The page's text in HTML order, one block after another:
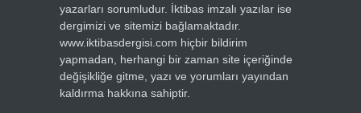
yazarları sorumludur. İktibas imzalı yazılar ise
dergimizi ve sitemizi bağlamaktadır.
www.iktibasdergisi.com hiçbir bildirim
yapmadan, herhangi bir zaman site içeriğinde
değişikliğe gitme, yazı ve yorumları yayından
kaldırma hakkına sahiptir.